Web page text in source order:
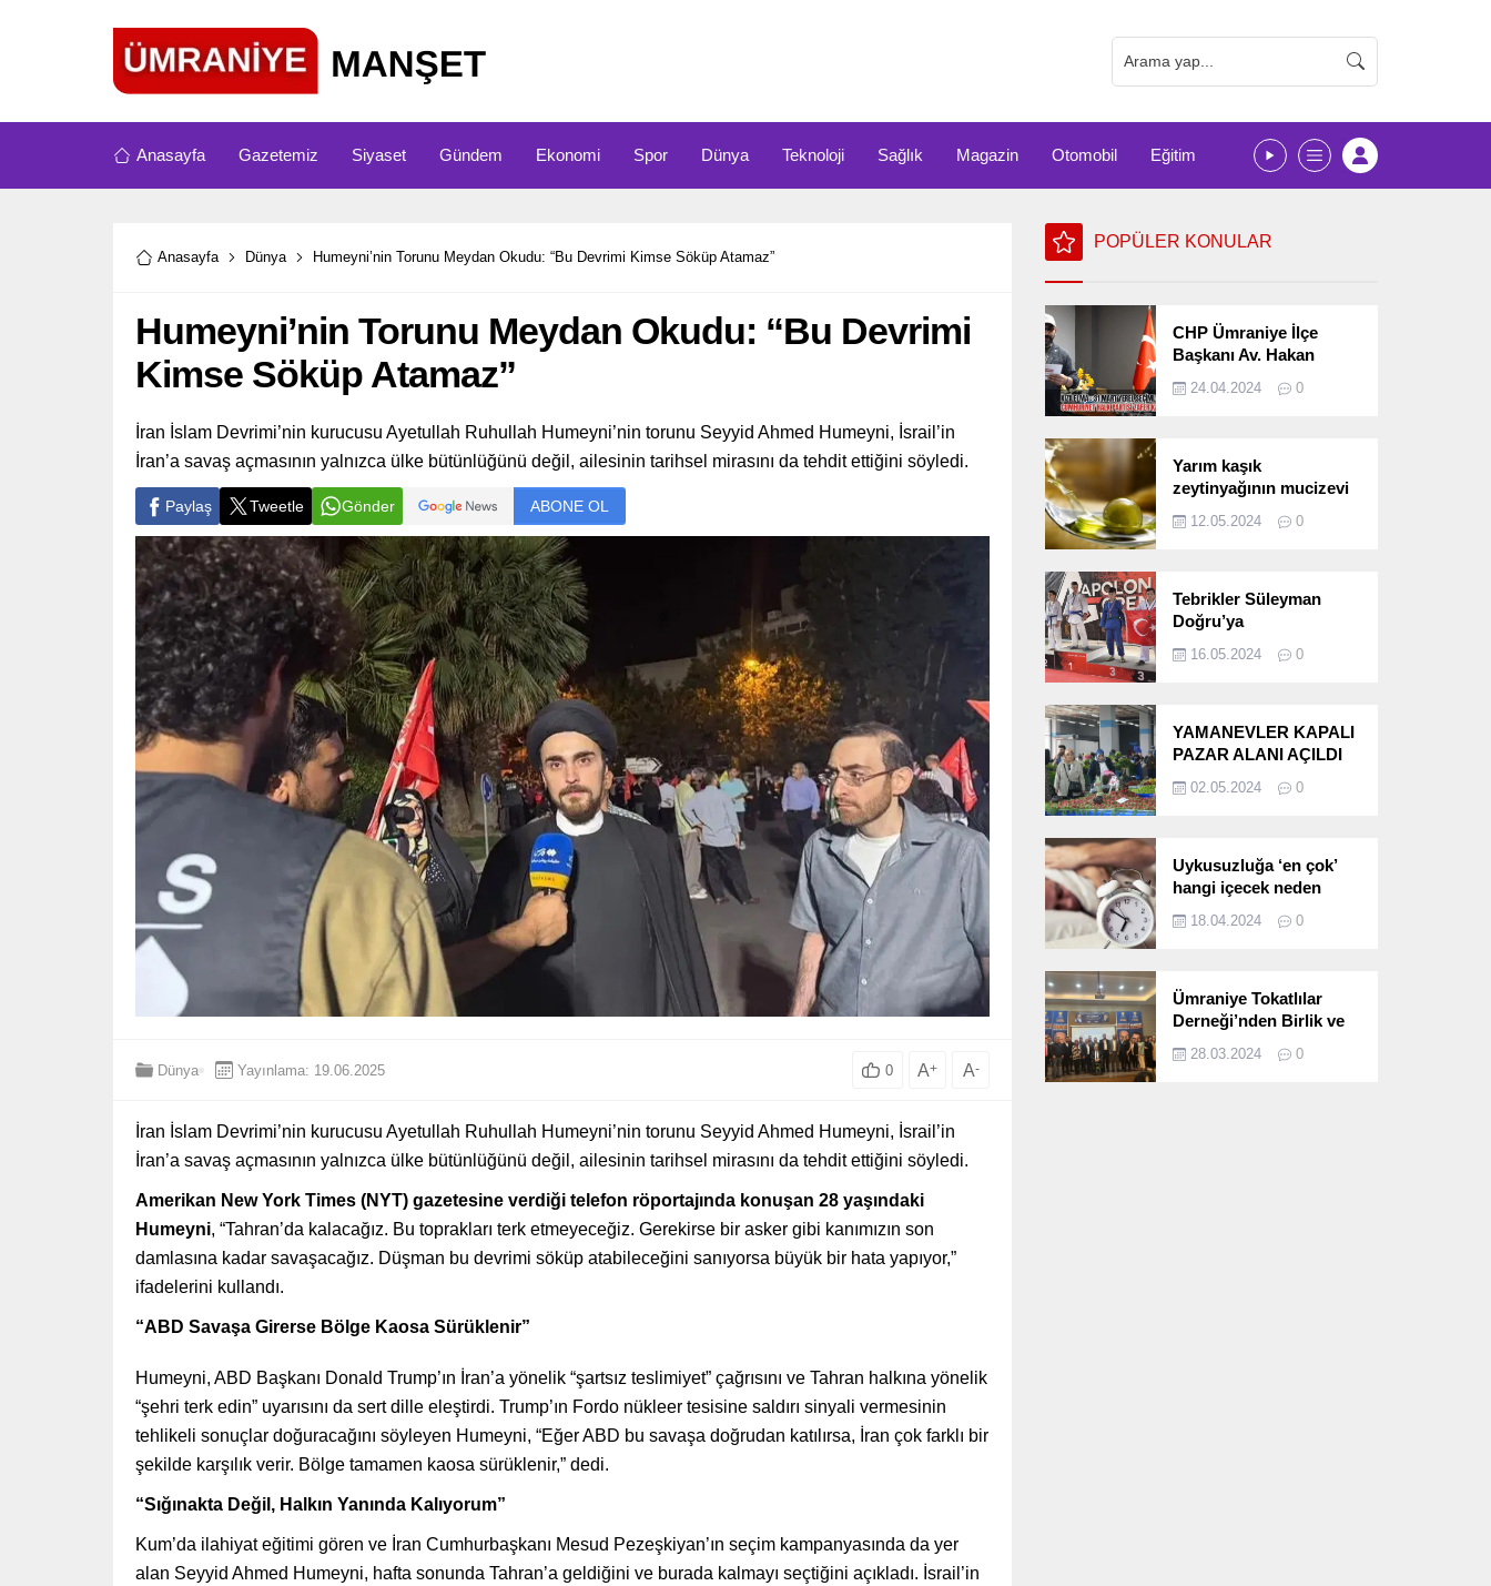
Anasayfa Gazetemiz Siyaset Gündem Ekonomi Spor Dünya Teknoloji Sağlık Magazin Otomobil Eğitim
Anasayfa Dünya Humeyni’nin Torunu Meydan Okudu: “Bu Devrimi Kimse Söküp Atamaz”
Humeyni’nin Torunu Meydan Okudu: “Bu Devrimi
Kimse Söküp Atamaz”
İran İslam Devrimi’nin kurucusu Ayetullah Ruhullah Humeyni’nin torunu Seyyid Ahmed Humeyni, İsrail’in
İran’a savaş açmasının yalnızca ülke bütünlüğünü değil, ailesinin tarihsel mirasını da tehdit ettiğini söyledi.
Paylaş Tweetle Gönder ABONE OL
Dünya Yayınlama: 19.06.2025 0 A+ A-
İran İslam Devrimi’nin kurucusu Ayetullah Ruhullah Humeyni’nin torunu Seyyid Ahmed Humeyni, İsrail’in
İran’a savaş açmasının yalnızca ülke bütünlüğünü değil, ailesinin tarihsel mirasını da tehdit ettiğini söyledi.
Amerikan New York Times (NYT) gazetesine verdiği telefon röportajında konuşan 28 yaşındaki
Humeyni, “Tahran’da kalacağız. Bu toprakları terk etmeyeceğiz. Gerekirse bir asker gibi kanımızın son
damlasına kadar savaşacağız. Düşman bu devrimi söküp atabileceğini sanıyorsa büyük bir hata yapıyor,”
ifadelerini kullandı.
“ABD Savaşa Girerse Bölge Kaosa Sürüklenir”
Humeyni, ABD Başkanı Donald Trump’ın İran’a yönelik “şartsız teslimiyet” çağrısını ve Tahran halkına yönelik
“şehri terk edin” uyarısını da sert dille eleştirdi. Trump’ın Fordo nükleer tesisine saldırı sinyali vermesinin
tehlikeli sonuçlar doğuracağını söyleyen Humeyni, “Eğer ABD bu savaşa doğrudan katılırsa, İran çok farklı bir
şekilde karşılık verir. Bölge tamamen kaosa sürüklenir,” dedi.
“Sığınakta Değil, Halkın Yanında Kalıyorum”
Kum’da ilahiyat eğitimi gören ve İran Cumhurbaşkanı Mesud Pezeşkiyan’ın seçim kampanyasında da yer
alan Seyyid Ahmed Humeyni, hafta sonunda Tahran’a geldiğini ve burada kalmayı seçtiğini açıkladı. İsrail’in
POPÜLER KONULAR
CHP Ümraniye İlçe
Başkanı Av. Hakan
Seçimlerini
24.04.2024 0
Yarım kaşık
zeytinyağının mucizevi
12.05.2024 0
Tebrikler Süleyman
Doğru’ya
16.05.2024 0
YAMANEVLER KAPALI
PAZAR ALANI AÇILDI
02.05.2024 0
Uykusuzluğa ‘en çok’
hangi içecek neden
18.04.2024 0
Ümraniye Tokatlılar
Derneği’nden Birlik ve
Programı
28.03.2024 0